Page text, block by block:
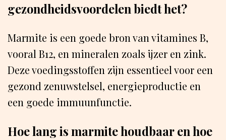
gezondheidsvoordelen biedt het?
Marmite is een goede bron van vitamines B,
vooral B12, en mineralen zoals ijzer en zink.
Deze voedingsstoffen zijn essentieel voor een
gezond zenuwstelsel, energieproductie en
een goede immuunfunctie.
Hoe lang is marmite houdbaar en hoe